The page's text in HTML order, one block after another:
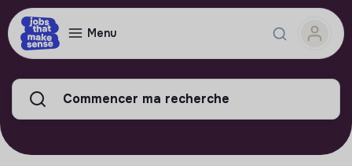
Menu
Commencer ma recherche